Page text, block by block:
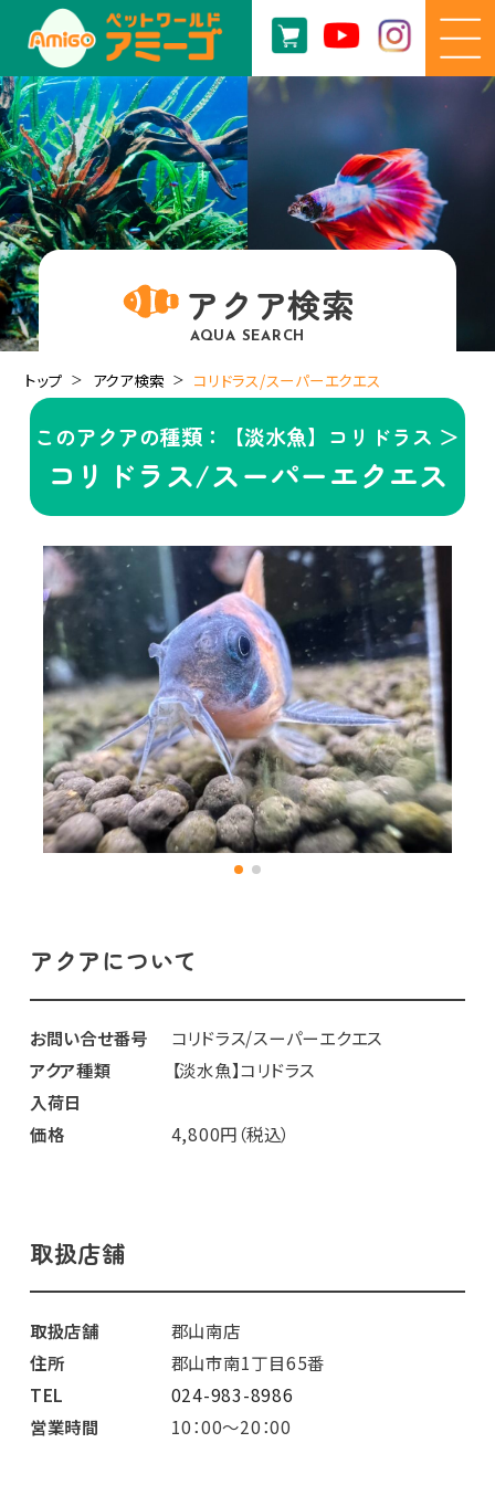
アクア検索
AQUA SEARCH
トップ アクア検索 コリドラス/スーパーエクエス
このアクアの種類：【淡水魚】コリドラス ＞
コリドラス/スーパーエクエス
アクアについて
お問い合せ番号
コリドラス/スーパーエクエス
アクア種類
【淡水魚】コリドラス
入荷日
価格
4,800円（税込）
取扱店舗
取扱店舗
郡山南店
住所
郡山市南1丁目65番
TEL
024-983-8986
営業時間
10：00～20：00